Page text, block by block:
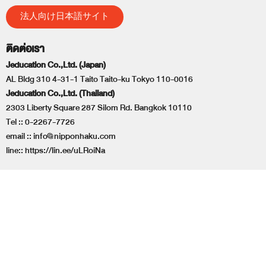
法人向け日本語サイト
ติดต่อเรา
Jeducation Co.,Ltd. (Japan)
AL Bldg 310 4-31-1 Taito Taito-ku Tokyo 110-0016
Jeducation Co.,Ltd. (Thailand)
2303 Liberty Square 287 Silom Rd. Bangkok 10110
Tel ::0-2267-7726
email ::info@nipponhaku.com
line::https://lin.ee/uLRoiNa